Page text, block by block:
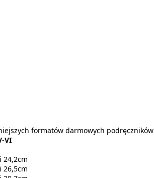
formatów darmowych podręczników
VI
24,2cm
26,5cm